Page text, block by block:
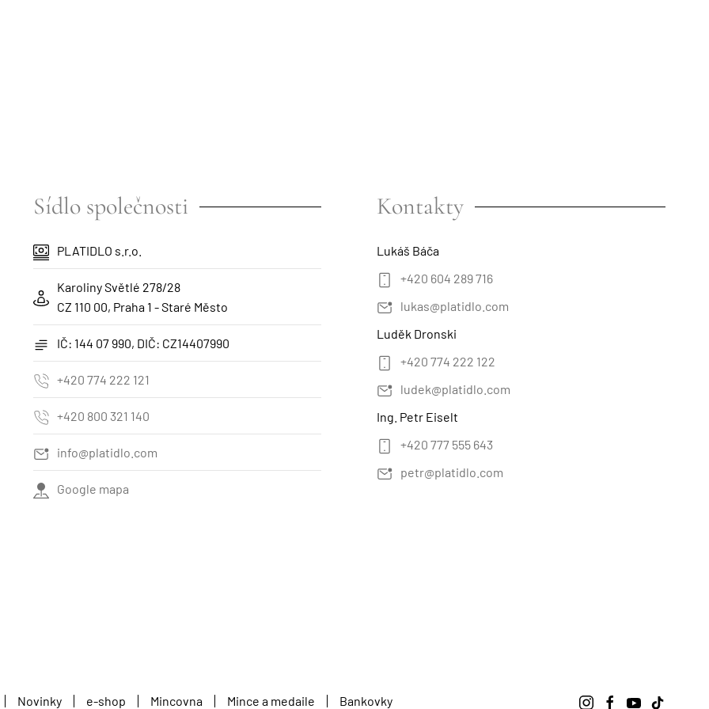
Sídlo společnosti
PLATIDLO s.r.o.
Karoliny Světlé 278/28
CZ 110 00, Praha 1 - Staré Město
IČ: 144 07 990, DIČ: CZ14407990
+420 774 222 121
+420 800 321 140
info@platidlo.com
Google mapa
Kontakty
Lukáš Báča
+420 604 289 716
lukas@platidlo.com
Luděk Dronski
+420 774 222 122
ludek@platidlo.com
Ing. Petr Eiselt
+420 777 555 643
petr@platidlo.com
Novinky e-shop Mincovna Mince a medaile Bankovky